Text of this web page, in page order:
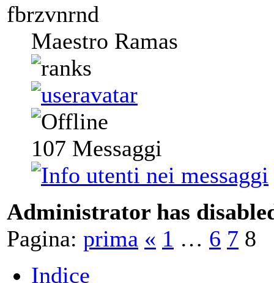
fbrzvnrnd
Maestro Ramas
107 Messaggi
Administrator has
Pagina: prima « 1 … 6 7 8
Indice